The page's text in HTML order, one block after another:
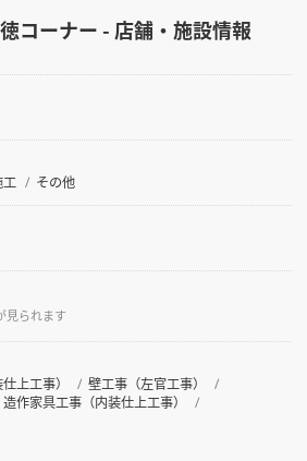
コーナー - 店舗・施設情報
工
その他
見られます
上工事）
壁工事（左官工事）
造作家具工事（内装仕上工事）